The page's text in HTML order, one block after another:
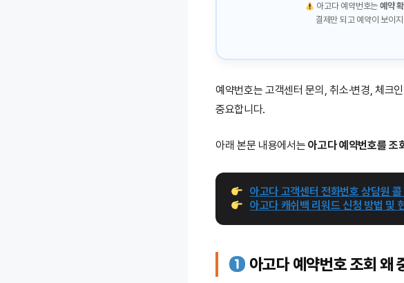
아고다 예약번호는 예약
결제만 되고 예약이 보이
예약번호는 고객센터 문의, 취소·변경, 체크
중요합니다.
아래 본문 내용에서는아고다 예약번호를 조
아고다 고객센터 전화번호 상담원
아고다 캐쉬백 리워드 신청 방법 및
아고다 예약번호 조회 왜